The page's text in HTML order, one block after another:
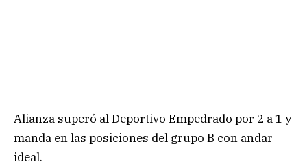
Alianza superó al Deportivo Empedrado por 2 a 1 y
manda en las posiciones del grupo B con andar
ideal.